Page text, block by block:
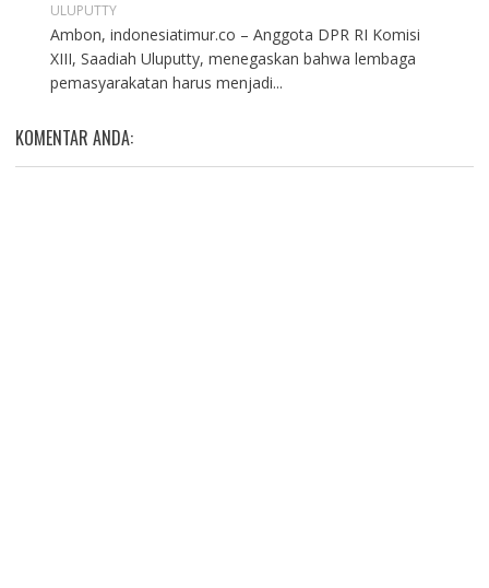
ULUPUTTY
Ambon, indonesiatimur.co – Anggota DPR RI Komisi
XIII, Saadiah Uluputty, menegaskan bahwa lembaga
pemasyarakatan harus menjadi...
KOMENTAR ANDA: